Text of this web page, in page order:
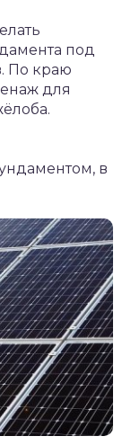
под
По краю
для
в